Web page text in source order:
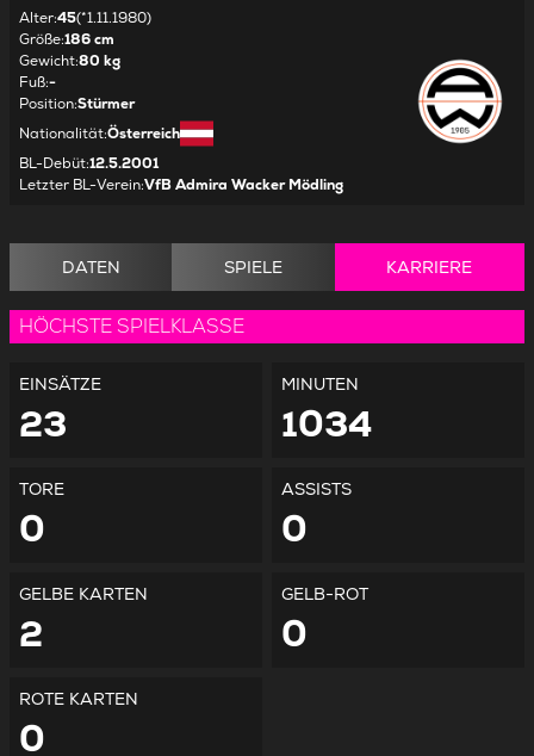
Alter:45(*1.11.1980)
Größe:186 cm
Gewicht:80 kg
Fuß:-
Position:Stürmer
Nationalität:Österreich
BL-Debüt:12.5.2001
Letzter BL-Verein:VfB Admira Wacker Mödling
DATEN SPIELE KARRIERE
HÖCHSTE SPIELKLASSE
EINSÄTZE
23
MINUTEN
1034
TORE
0
ASSISTS
0
GELBE KARTEN
2
GELB-ROT
0
ROTE KARTEN
0